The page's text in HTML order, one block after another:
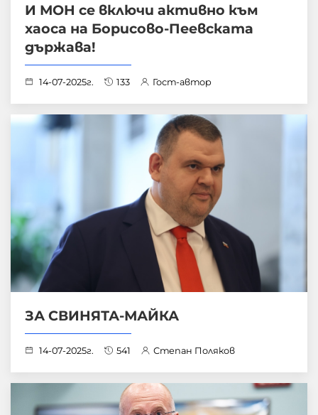
И МОН се включи активно към
хаоса на Борисово-Пеевската
държава!
14-07-2025г. 133 Гост-автор
ЗА СВИНЯТА-МАЙКА
14-07-2025г. 541 Степан Поляков